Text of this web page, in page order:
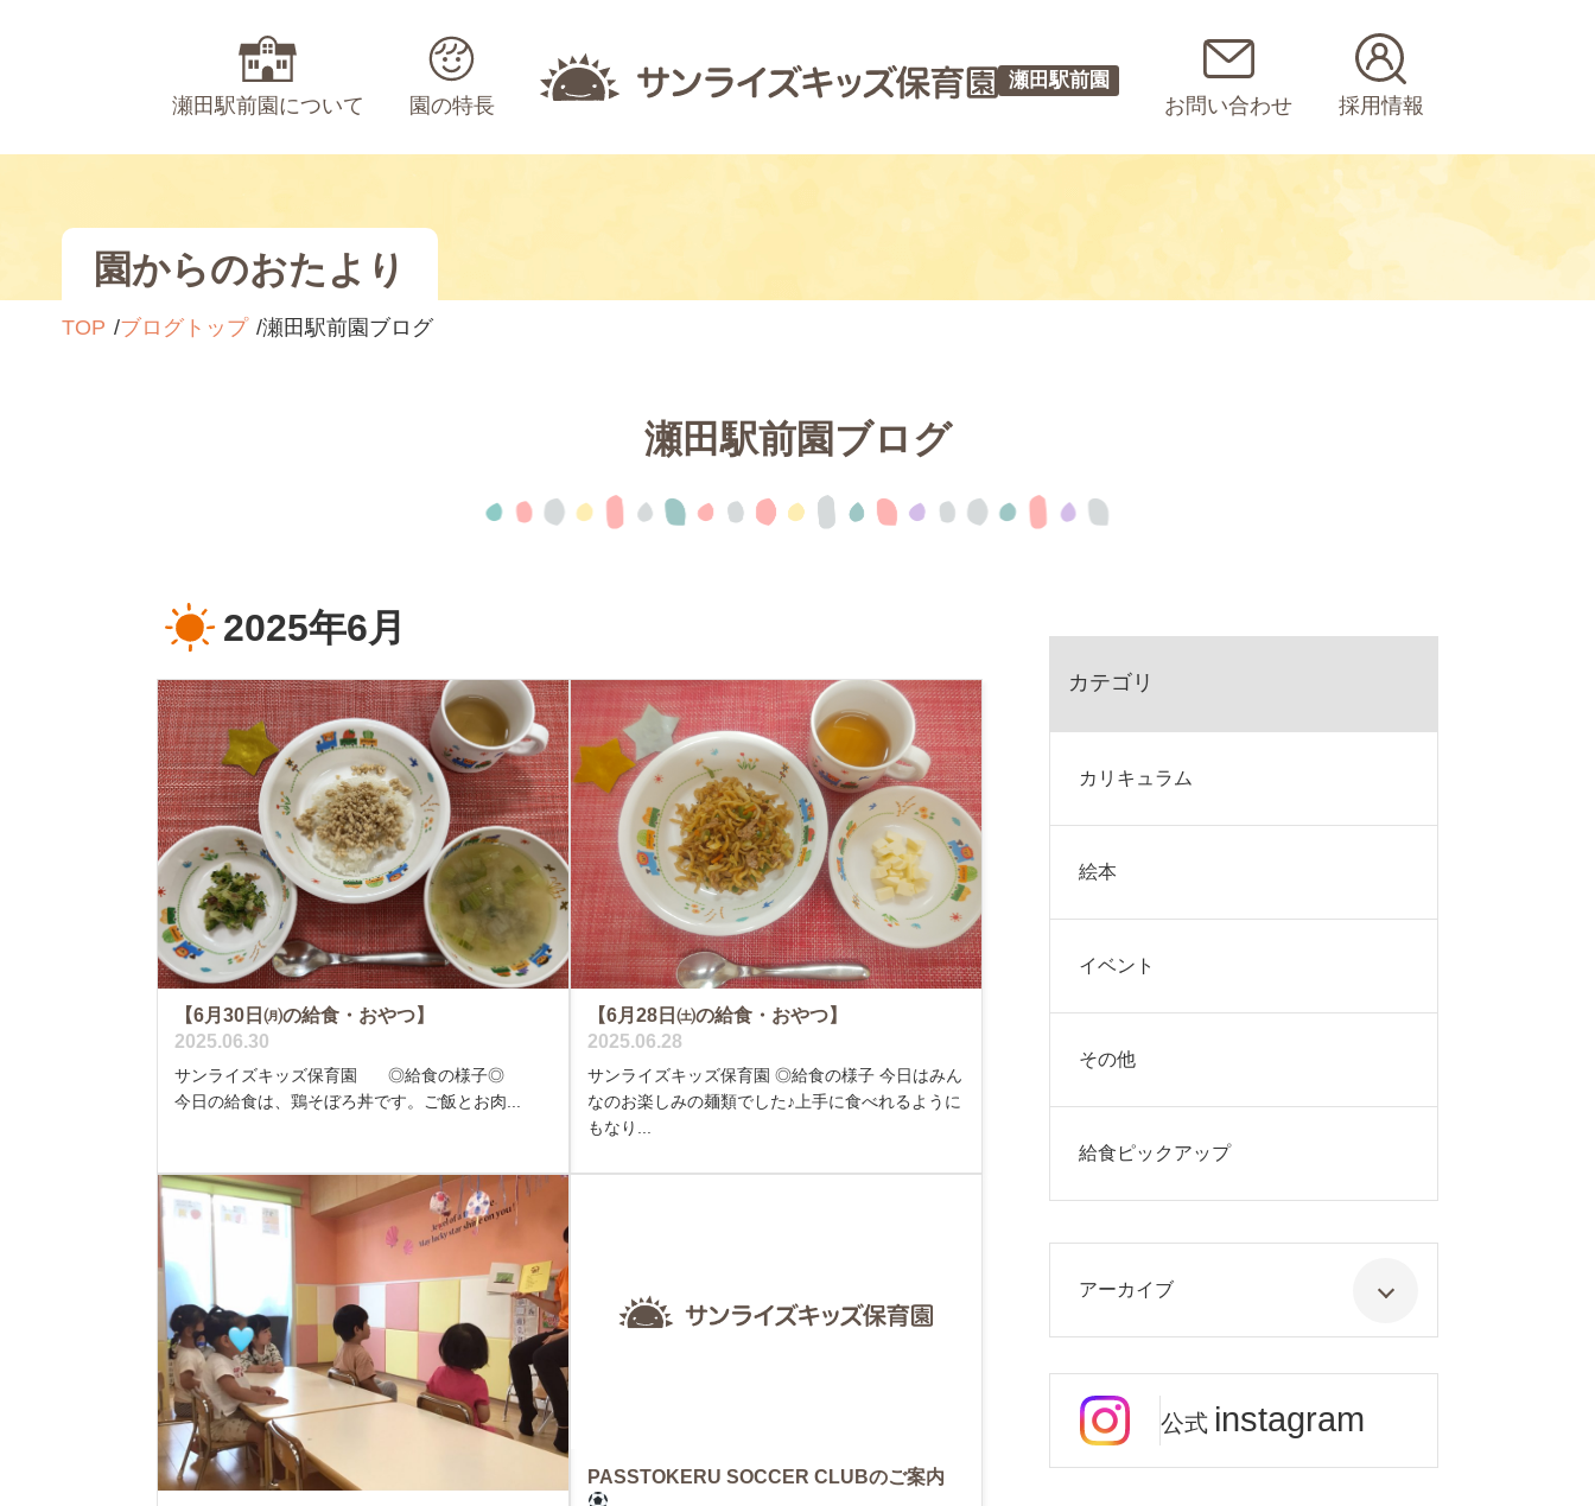
瀬田駅前園について 園の特長
瀬田駅前園
お問い合わせ 採用情報
園からのおたより
TOP ブログトップ 瀬田駅前園ブログ
瀬田駅前園ブログ
2025年6月
【6月30日㈪の給食・おやつ】
2025.06.30
サンライズキッズ保育園 ◎給食の様子◎
今日の給食は、鶏そぼろ丼です。ご飯とお肉...
【6月28日㈯の給食・おやつ】
2025.06.28
サンライズキッズ保育園 ◎給食の様子 今日はみん
なのお楽しみの麺類でした♪上手に食べれるように
もなり...
PASSTOKERU SOCCER CLUBのご案内
カテゴリ
カリキュラム
絵本
イベント
その他
給食ピックアップ
アーカイブ
公式 instagram